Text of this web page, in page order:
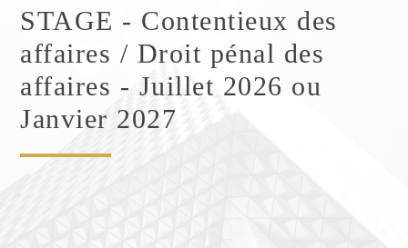
STAGE - Contentieux des
affaires / Droit pénal des
affaires - Juillet 2026 ou
Janvier 2027